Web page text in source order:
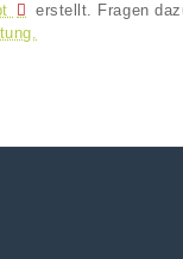
erstellt. Fragen